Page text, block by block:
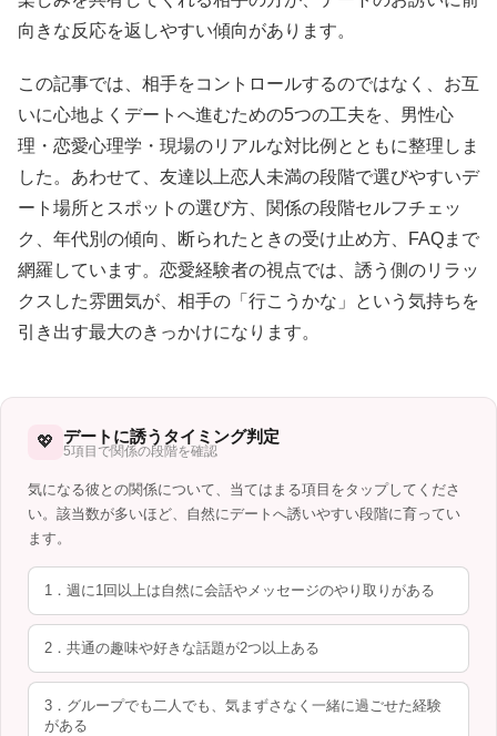
向きな反応を返しやすい傾向があります。
この記事では、相手をコントロールするのではなく、お互
いに心地よくデートへ進むための5つの工夫を、男性心
理・恋愛心理学・現場のリアルな対比例とともに整理しま
した。あわせて、友達以上恋人未満の段階で選びやすいデ
ート場所とスポットの選び方、関係の段階セルフチェッ
ク、年代別の傾向、断られたときの受け止め方、FAQまで
網羅しています。恋愛経験者の視点では、誘う側のリラッ
クスした雰囲気が、相手の「行こうかな」という気持ちを
引き出す最大のきっかけになります。
💖 デートに誘うタイミング判定
5項目で関係の段階を確認
気になる彼との関係について、当てはまる項目をタップしてくださ
い。該当数が多いほど、自然にデートへ誘いやすい段階に育ってい
ます。
1．週に1回以上は自然に会話やメッセージのやり取りがある
2．共通の趣味や好きな話題が2つ以上ある
3．グループでも二人でも、気まずさなく一緒に過ごせた経験
がある